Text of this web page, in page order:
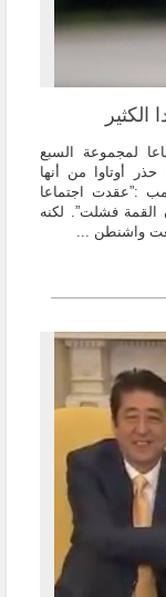
لمجموعة السبع
أوتاوا من أنها
:”عقدت اجتماعا
القمة فشلت”. لكنه
واشنطن ...